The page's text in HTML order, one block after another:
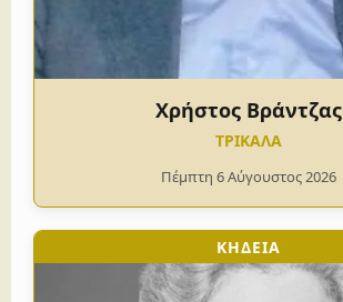
Χρήστος Βράντζας
ΤΡΙΚΑΛΑ
Πέμπτη 6 Αύγουστος 2026
ΚΗΔΕΙΑ